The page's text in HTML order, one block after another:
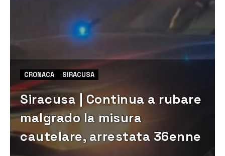
CRONACA SIRACUSA
Siracusa | Continua a rubare
malgrado la misura
cautelare, arrestata 36enne